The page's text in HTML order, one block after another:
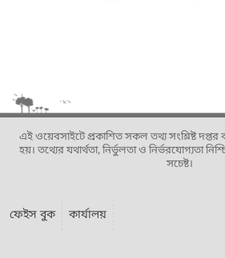
এই ওয়েবসাইটে প্রকাশিত সকল তথ্য সংশ্লিষ্ট দপ্তর
হয়। তথ্যের যথার্থতা, নির্ভুলতা ও নির্ভরযোগ্যতা
সচেষ্ট।
ফেইস বুক কার্যালয়